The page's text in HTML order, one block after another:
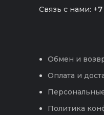
Связь с нами: +
Обмен и
Оплата и
Политика